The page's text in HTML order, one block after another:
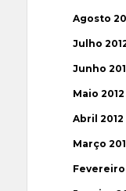
Agosto
Julho
Junho
Maio 2012
Abril 2012
Março
Fevereiro